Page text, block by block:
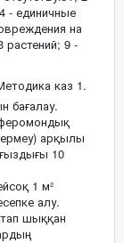
- единичные
на
растений; 9 -
каз 1.
бағалау.
арқылы
10
1 м²
алу.
шыққан